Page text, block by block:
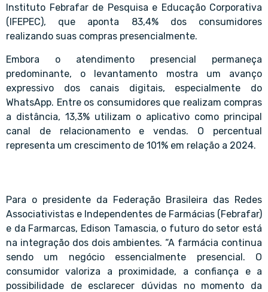
Instituto Febrafar de Pesquisa e Educação Corporativa
(IFEPEC), que aponta 83,4% dos consumidores
realizando suas compras presencialmente.
Embora o atendimento presencial permaneça
predominante, o levantamento mostra um avanço
expressivo dos canais digitais, especialmente do
WhatsApp. Entre os consumidores que realizam compras
a distância, 13,3% utilizam o aplicativo como principal
canal de relacionamento e vendas. O percentual
representa um crescimento de 101% em relação a 2024.
Para o presidente da Federação Brasileira das Redes
Associativistas e Independentes de Farmácias (Febrafar)
e da Farmarcas, Edison Tamascia, o futuro do setor está
na integração dos dois ambientes. “A farmácia continua
sendo um negócio essencialmente presencial. O
consumidor valoriza a proximidade, a confiança e a
possibilidade de esclarecer dúvidas no momento da